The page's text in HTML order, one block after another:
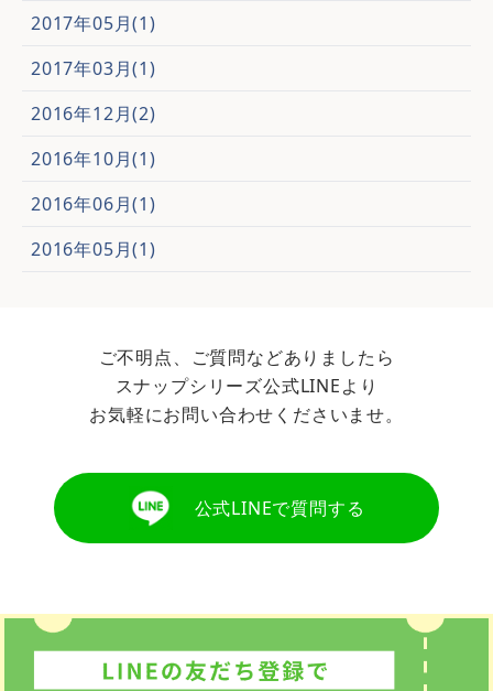
2017年05月(1)
2017年03月(1)
2016年12月(2)
2016年10月(1)
2016年06月(1)
2016年05月(1)
ご不明点、ご質問などありましたら
スナップシリーズ公式LINEより
お気軽にお問い合わせくださいませ。
公式LINEで質問する